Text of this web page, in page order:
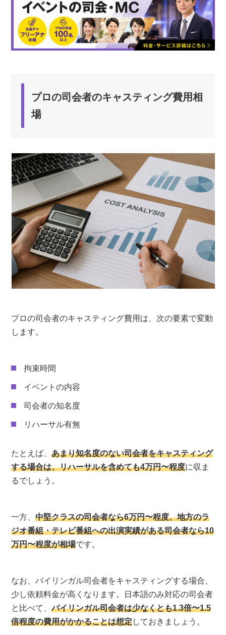
プロの司会者のキャスティング費用相
場
プロの司会者のキャスティング費用は、次の要素で変動
します。
拘束時間
イベントの内容
司会者の知名度
リハーサル有無
たとえば、あまり知名度のない司会者をキャスティング
する場合は、リハーサルを含めても4万円〜程度に収ま
るでしょう。
一方、中堅クラスの司会者なら6万円〜程度、地方のラ
ジオ番組・テレビ番組への出演実績がある司会者なら10
万円〜程度が相場です。
なお、バイリンガル司会者をキャスティングする場合、
少し依頼料金が高くなります。日本語のみ対応の司会者
と比べて、バイリンガル司会者は少なくとも1.3倍〜1.5
倍程度の費用がかかることは想定しておきましょう。